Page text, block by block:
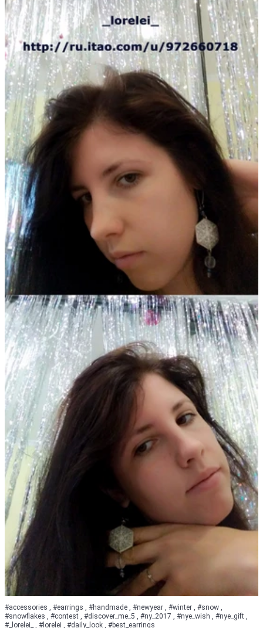
#accessories , #earrings , #handmade , #newyear , #winter , #snow ,
#snowflakes , #contest , #discover_me_5 , #ny_2017 , #nye_wish , #nye_gift ,
#_lorelei_ , #lorelei , #daily_look , #best_earrings